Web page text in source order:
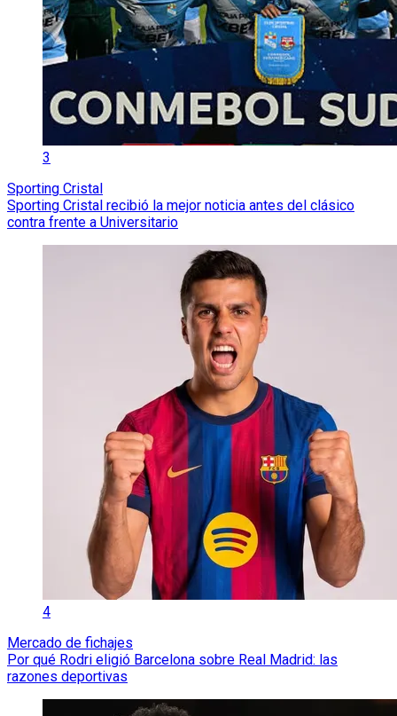
3
Sporting Cristal
Sporting Cristal recibió la mejor noticia antes del clásico
contra frente a Universitario
4
Mercado de fichajes
Por qué Rodri eligió Barcelona sobre Real Madrid: las
razones deportivas